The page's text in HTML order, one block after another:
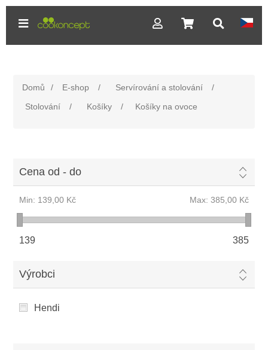
Domů / E-shop / Servírování a stolování
/
Stolování
/ Košíky / Košíky na ovoce
Cena od - do
Min: 139,00 Kč Max: 385,00 Kč
139 385
Výrobci
Hendi